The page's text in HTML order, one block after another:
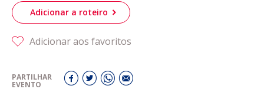
Adicionar a roteiro
Adicionar aos favoritos
PARTILHAR
EVENTO